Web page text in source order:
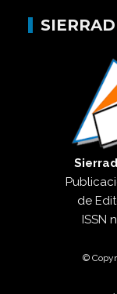
de
ISSN
©